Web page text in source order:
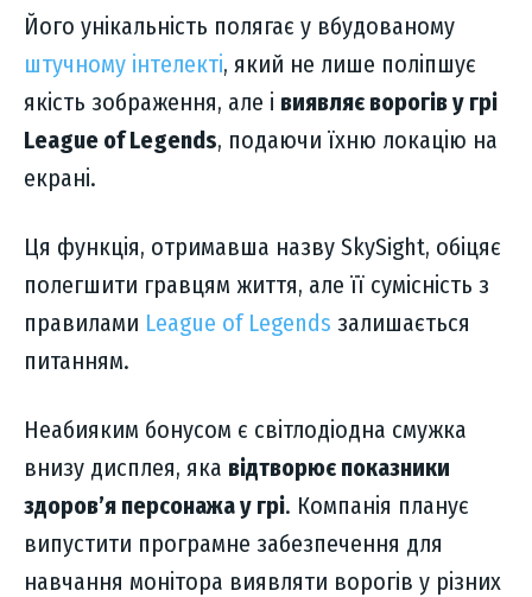
Його унікальність полягає у вбудованому
штучному інтелекті, який не лише поліпшує
якість зображення, але і виявляє ворогів у грі
League of Legends, подаючи їхню локацію на
екрані.
Ця функція, отримавша назву SkySight, обіцяє
полегшити гравцям життя, але її сумісність з
правилами League of Legends залишається
питанням.
Неабияким бонусом є світлодіодна смужка
внизу дисплея, яка відтворює показники
здоров’я персонажа у грі. Компанія планує
випустити програмне забезпечення для
навчання монітора виявляти ворогів у різних